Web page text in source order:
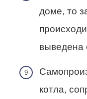
доме, то
выведена
котла,